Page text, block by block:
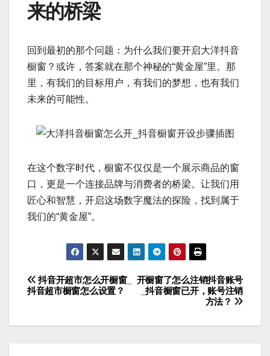
来的桥梁
回到最初的那个问题：为什么我们要开启大洋抖音
橱窗？或许，答案就在那个神秘的“黄金屋”里。那
里，有我们的目标用户，有我们的梦想，也有我们
未来的可能性。
在这个数字时代，橱窗不仅仅是一个展示商品的窗
口，更是一个连接品牌与消费者的桥梁。让我们用
匠心和智慧，开启这场数字魔法的探险，找到属于
我们的“黄金屋”。
文
开橱窗了怎么注销抖音账号
_抖音橱窗已开，账号注销
方法？
抖音开超市怎么开橱窗_
抖音超市橱窗怎么设置？